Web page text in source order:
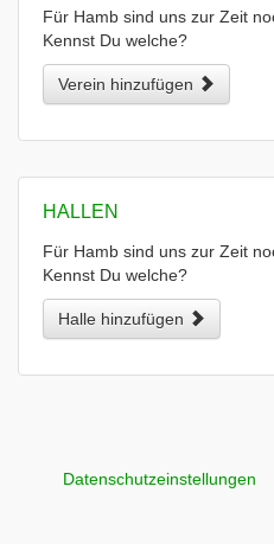
Für Hamb sind uns zur Zeit
Kennst Du welche?
Verein hinzufügen
HALLEN
Für Hamb sind uns zur Zeit
Kennst Du welche?
Halle hinzufügen
Datenschutzeinstellungen